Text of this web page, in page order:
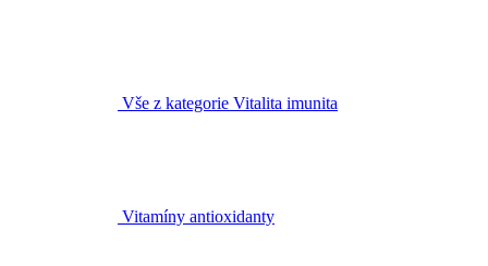
Vše z kategorie Vitalita imunita
Vitamíny antioxidanty